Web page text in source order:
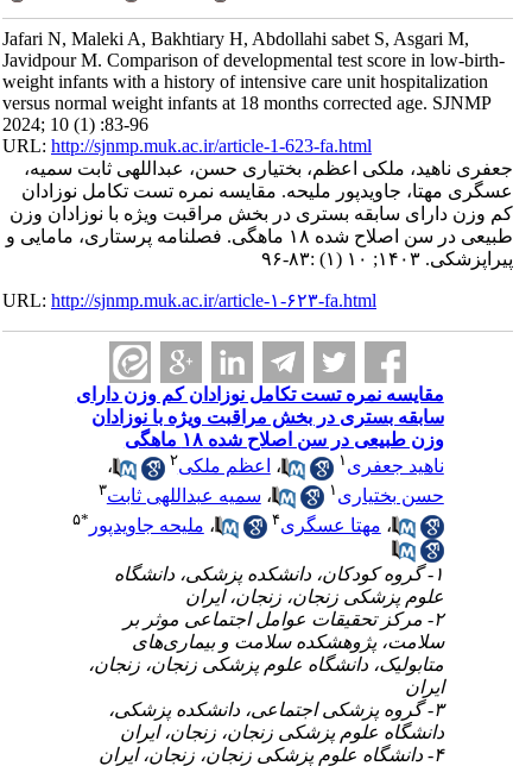
Jafari N, Maleki A, Bakhtiary H, Abdollahi sabet S, Asgari M,
Javidpour M. Comparison of developmental test score in low-birth-
weight infants with a history of intensive care unit hospitalization
versus normal weight infants at 18 months corrected age. SJNMP
2024; 10 (1) :83-96
URL:http://sjnmp.muk.ac.ir/article-1-623-fa.html
جعفری ناهید، ملکی اعظم، بختیاری حسن، عبداللهی ثابت سمیه،
عسگری مهتا، جاویدپور ملیحه. مقایسه نمره تست تکامل نوزادان
کم وزن دارای سابقه بستری در بخش مراقبت ویژه با نوزادان وزن
طبیعی در سن اصلاح شده ١٨ ماهگی. فصلنامه پرستاری، مامایی و
پیراپزشکی. ۱۴۰۳; ۱۰ (۱) :۸۳-۹۶
URL:http://sjnmp.muk.ac.ir/article-۱-۶۲۳-fa.html
مقایسه نمره تست تکامل نوزادان کم وزن دارای
سابقه بستری در بخش مراقبت ویژه با نوزادان
وزن طبیعی در سن اصلاح شده ١٨ ماهگی
ناهید جعفری۱ ،اعظم ملکی
،
حسن بختیاری
،سمیه عبداللهی ثابت
،مهتا عسگری ،ملیحه جاویدپور ۵
۱- گروه کودکان، دانشکده پزشکی، دانشگاه
علوم پزشکی زنجان، زنجان، ایران
۲- مرکز تحقیقات عوامل اجتماعی موثر بر
سلامت، پژوهشکده سلامت و بیماری‌های
متابولیک، دانشگاه علوم پزشکی زنجان، زنجان،
ایران
۳- گروه پزشکی اجتماعی، دانشکده پزشکی،
دانشگاه علوم پزشکی زنجان، زنجان، ایران